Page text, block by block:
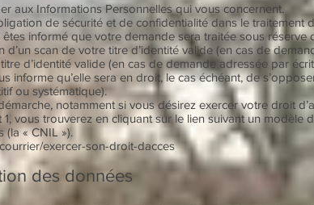
aux Informations Personnelles qui vous concernent.
de sécurité et de confidentialité dans le
informé que votre demande sera traitée sous
scan de votre titre d’identité valide (en cas de
d’identité valide (en cas de demande adressée par
informe qu’elle sera en droit, le cas échéant, de
ou systématique).
notamment si vous désirez exercer votre droit
vous trouverez en cliquant sur le lien suivant un
(la « CNIL »).
exercer-son-droit-dacces
des données